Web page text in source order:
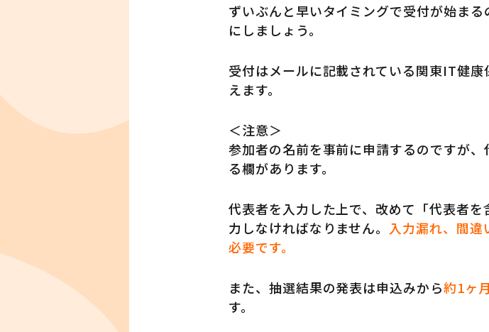
ずいぶんと早いタイミングで受付が始ま
にしましょう。
受付はメールに記載されている関東IT健
えます。
＜注意＞
参加者の名前を事前に申請するのですが
る欄があります。
代表者を入力した上で、改めて「代表者
力しなければなりません。 入力漏れ、間
必要です。
また、抽選結果の発表は申込みから約1ヶ
す。